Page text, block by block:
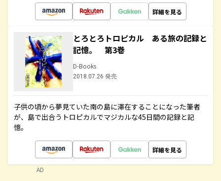
詳細を見る
とろとろトロピカル ある旅の記録と
記憶。 第3巻
D-Books
2018.07.26 発売
子供の頃から夢見ていた南の島に滞在することになった筆者
が、島で出合うトロピカルでマジカルな45日間の記録と記
憶。
詳細を見る
AD